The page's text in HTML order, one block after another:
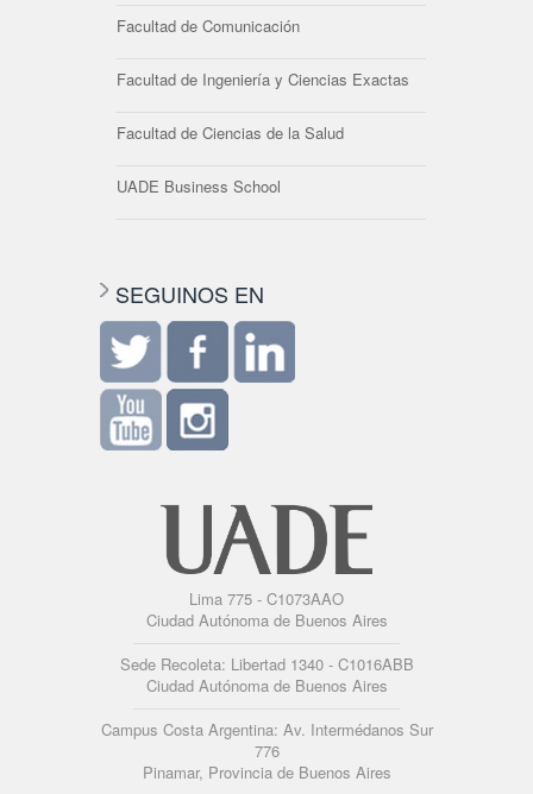
Facultad de Comunicación
Facultad de Ingeniería y Ciencias Exactas
Facultad de Ciencias de la Salud
UADE Business School
SEGUINOS EN
Lima 775 - C1073AAO
Ciudad Autónoma de Buenos Aires
Sede Recoleta: Libertad 1340 - C1016ABB
Ciudad Autónoma de Buenos Aires
Campus Costa Argentina: Av. Intermédanos Sur
776
Pinamar, Provincia de Buenos Aires